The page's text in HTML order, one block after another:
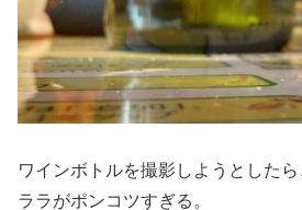
ワインボトルを撮影しようとした
ララがポンコツすぎる。